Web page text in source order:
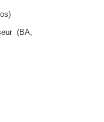
(BA,